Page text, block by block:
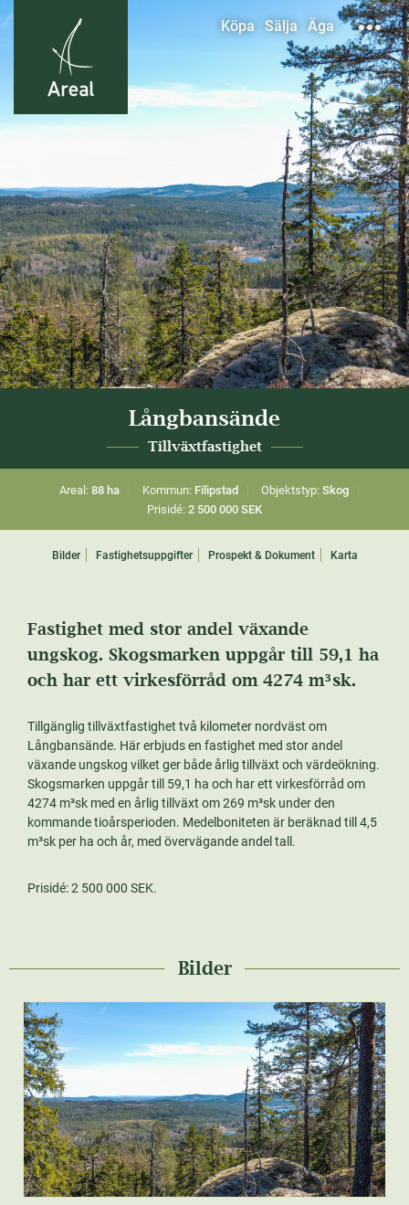
Köpa Sälja Äga
Långbansände
Tillväxtfastighet
Areal: 88 ha Kommun: Filipstad Objektstyp: Skog
Prisidé: 2 500 000 SEK
Bilder Fastighetsuppgifter Prospekt & Dokument Karta
Fastighet med stor andel växande
ungskog. Skogsmarken uppgår till 59,1 ha
och har ett virkesförråd om 4274 m³sk.
Tillgänglig tillväxtfastighet två kilometer nordväst om
Långbansände. Här erbjuds en fastighet med stor andel
växande ungskog vilket ger både årlig tillväxt och värdeökning.
Skogsmarken uppgår till 59,1 ha och har ett virkesförråd om
4274 m³sk med en årlig tillväxt om 269 m³sk under den
kommande tioårsperioden. Medelboniteten är beräknad till 4,5
m³sk per ha och år, med övervägande andel tall.
Prisidé: 2 500 000 SEK.
Bilder